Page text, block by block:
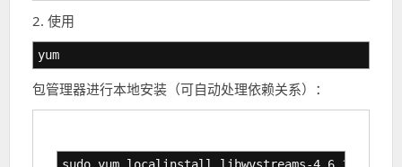
2. 使用
yum
包管理器进行本地安装（可自动处理依赖关系）：
sudo yum localinstall libwvstreams-4.6.1-